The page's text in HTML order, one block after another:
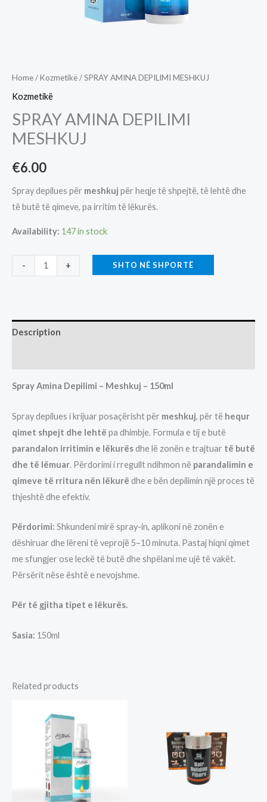
Home/Kozmetikë/ SPRAY AMINA DEPILIMI MESHKUJ
Kozmetikë
SPRAY AMINA DEPILIMI
MESHKUJ
€6.00
Spray depilues për meshkuj për heqje të shpejtë, të lehtë dhe
të butë të qimeve, pa irritim të lëkurës.
Availability: 147 in stock
-
AMINA
quantity
+ SHTO NË SHPORTË
Description
Spray Amina Depilimi – Meshkuj – 150ml
Spray depilues i krijuar posaçërisht për meshkuj, për të hequr
qimet shpejt dhe lehtë pa dhimbje. Formula e tij e butë
parandalon irritimin e lëkurësdhe lë zonën e trajtuar të butë
dhe të lëmuar. Përdorimi i rregullt ndihmon në parandalimin e
qimeve të rritura nën lëkurë dhe e bën depilimin një proces të
thjeshtë dhe efektiv.
Përdorimi: Shkundeni mirë spray-in, aplikoni në zonën e
dëshiruar dhe lëreni të veprojë 5–10 minuta. Pastaj hiqni qimet
me sfungjer ose leckë të butë dhe shpëlani me ujë të vakët.
Përsërit nëse është e nevojshme.
Për të gjitha tipet e lëkurës.
Sasia: 150ml
Related products